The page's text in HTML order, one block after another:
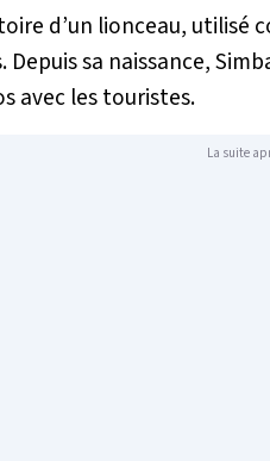
d’un lionceau,
Depuis sa naissance,
avec les touristes.
La suite